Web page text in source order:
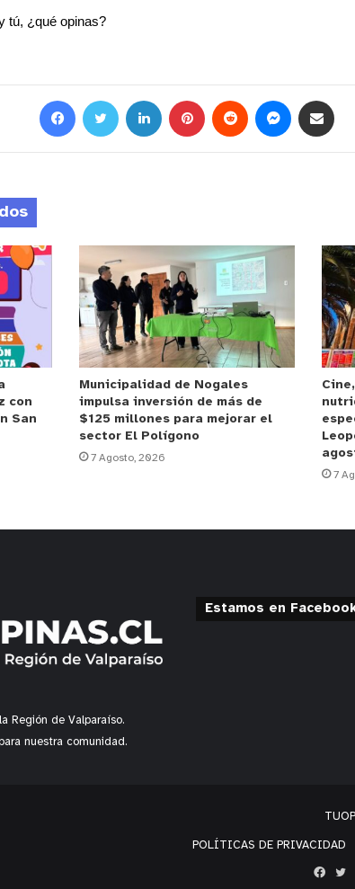
tú, ¿qué opinas?
con
San
Municipalidad de Nogales
impulsa inversión de más de
$125 millones para mejorar el
sector El Polígono
7 Agosto, 2026
7
Región de Valparaíso.
nuestra comunidad.
Estamos en
POLÍTICAS DE PRIVACIDAD